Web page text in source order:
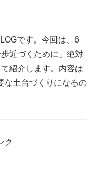
です。今回は、6
近づくために」絶対
紹介します。内容は
な土台づくりになるの
ク